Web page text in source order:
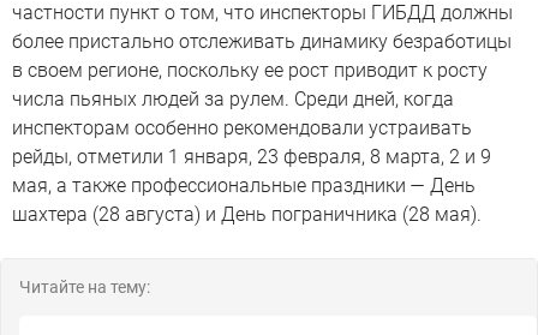
частности пункт о том, что инспекторы ГИБДД должны
более пристально отслеживать динамику безработицы
в своем регионе, поскольку ее рост приводит к росту
числа пьяных людей за рулем. Среди дней, когда
инспекторам особенно рекомендовали устраивать
рейды, отметили 1 января, 23 февраля, 8 марта, 2 и 9
мая, а также профессиональные праздники — День
шахтера (28 августа) и День пограничника (28 мая).
Читайте на тему: